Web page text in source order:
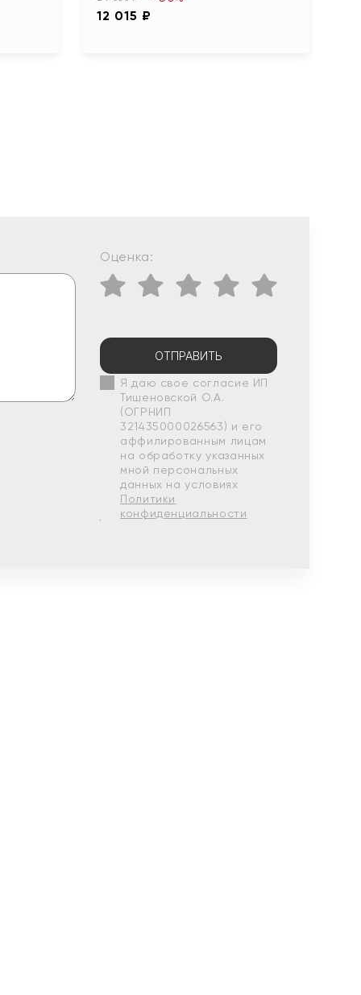
12 015 ₽
Оценка:
ОТПРАВИТЬ
Я даю свое согласие ИП
Тишеновской О.А.
(ОГРНИП
321435000026563) и его
аффилированным лицам
на обработку указанных
мной персональных
данных на условиях
Политики
конфиденциальности